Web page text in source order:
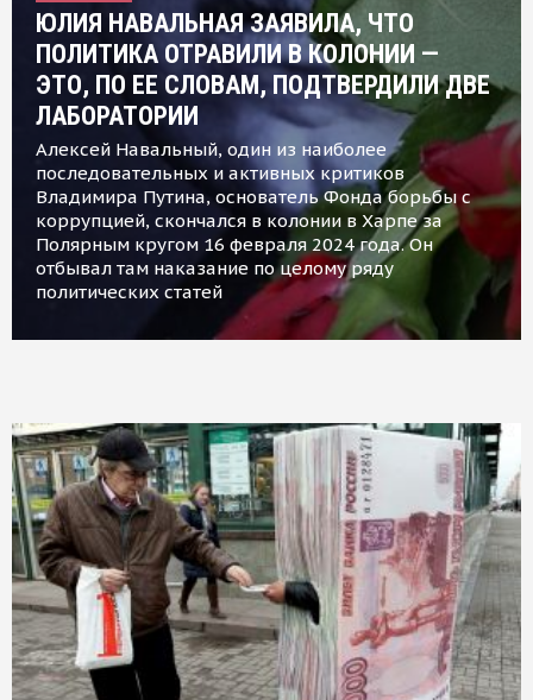
ЮЛИЯ НАВАЛЬНАЯ ЗАЯВИЛА, ЧТО
ПОЛИТИКА ОТРАВИЛИ В КОЛОНИИ —
ЭТО, ПО ЕЕ СЛОВАМ, ПОДТВЕРДИЛИ ДВЕ
ЛАБОРАТОРИИ
Алексей Навальный, один из наиболее
последовательных и активных критиков
Владимира Путина, основатель Фонда борьбы с
коррупцией, скончался в колонии в Харпе за
Полярным кругом 16 февраля 2024 года. Он
отбывал там наказание по целому ряду
политических статей